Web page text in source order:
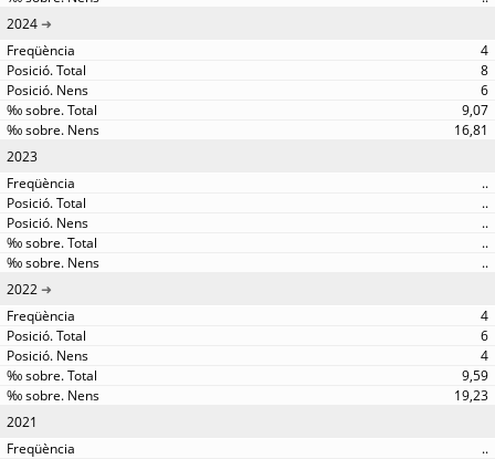
2024
4
8
6
9,07
16,81
2023
..
..
..
..
..
2022
4
6
4
9,59
19,23
2021
..